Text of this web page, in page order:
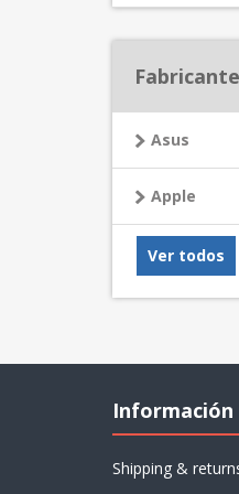
Asus
Apple
Ver todos
Información
Shipping &